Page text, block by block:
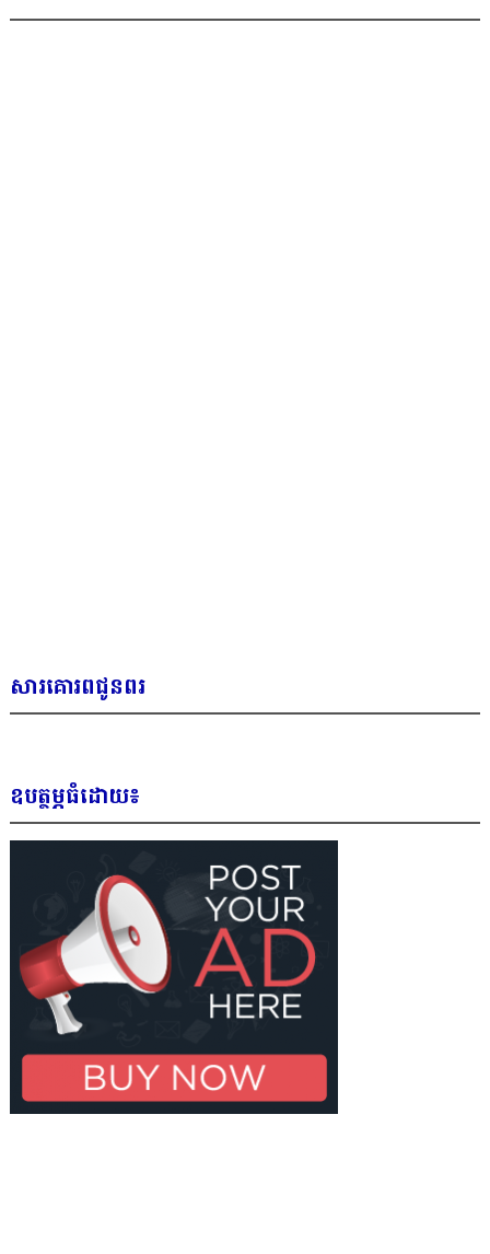
សារគោរពជូនពរ
ឧបត្ថម្ភធំដោយ៖